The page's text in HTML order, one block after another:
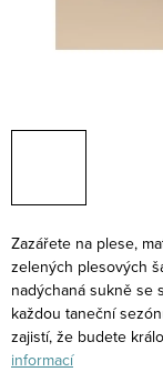
Zazářete na plese,
zelených plesových
nadýchaná sukně se
každou taneční
zajistí, že budete
informací